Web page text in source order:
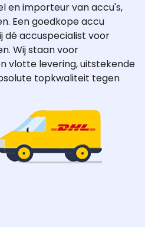
en importeur van accu's,
Een goedkope accu
dé accuspecialist voor
Wij staan voor
vlotte levering, uitstekende
topkwaliteit tegen